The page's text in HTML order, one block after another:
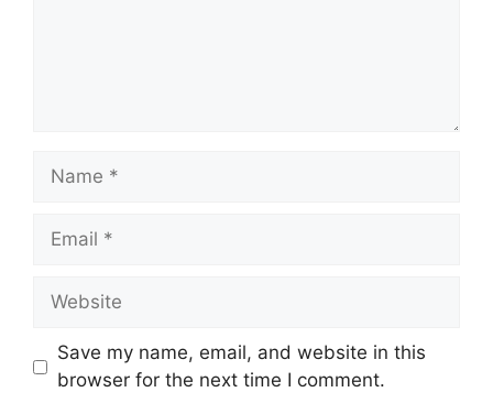
Name
Email
Website
Save my name, email, and website in this
browser for the next time I comment.